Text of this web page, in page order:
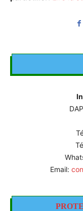
Email: